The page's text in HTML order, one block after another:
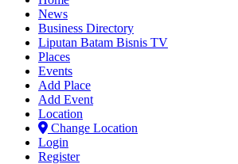
News
Business Directory
Liputan Batam Bisnis TV
Places
Events
Add Place
Add Event
Location
Change Location
Login
Register